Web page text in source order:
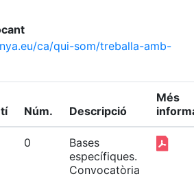
ca/qui-som/treballa-amb-
Núm. Descripció
Més
0
Bases
específiques.
Convocatòria